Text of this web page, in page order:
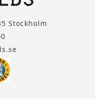
Stockholm